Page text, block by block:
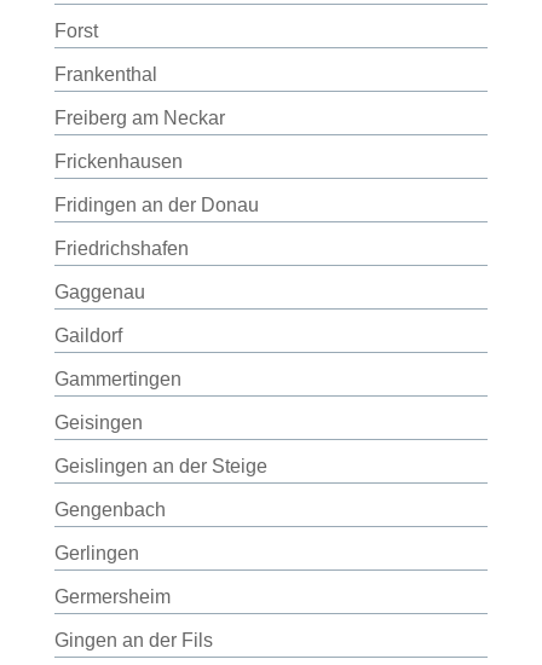
Forst
Frankenthal
Freiberg am Neckar
Frickenhausen
Fridingen an der Donau
Friedrichshafen
Gaggenau
Gaildorf
Gammertingen
Geisingen
Geislingen an der Steige
Gengenbach
Gerlingen
Germersheim
Gingen an der Fils